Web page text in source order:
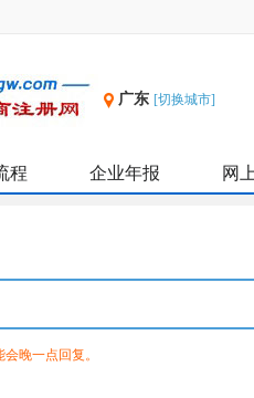
广东 [切换城市]
程 企业年报 网
晚一点回复。